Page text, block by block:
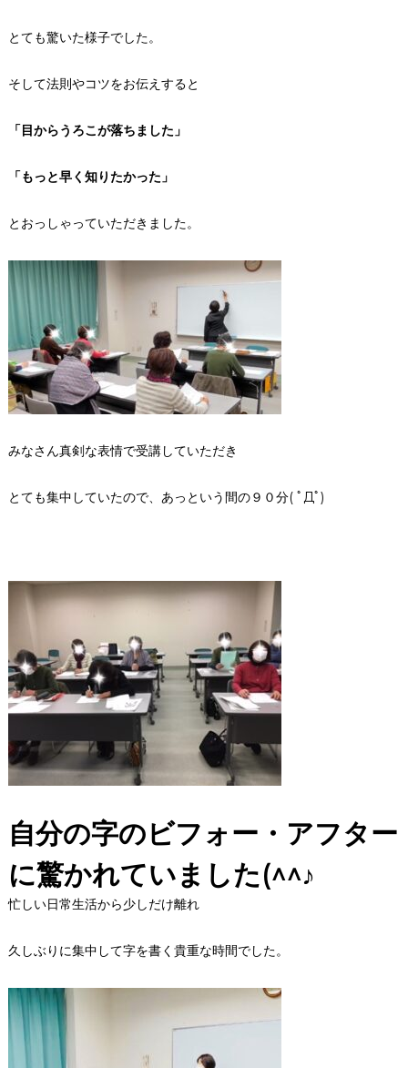
とても驚いた様子でした。
そして法則やコツをお伝えすると
「目からうろこが落ちました」
「もっと早く知りたかった」
とおっしゃっていただきました。
みなさん真剣な表情で受講していただき
とても集中していたので、あっという間の９０分( ﾟДﾟ)
自分の字のビフォー・アフター
に驚かれていました(^^♪
忙しい日常生活から少しだけ離れ
久しぶりに集中して字を書く貴重な時間でした。